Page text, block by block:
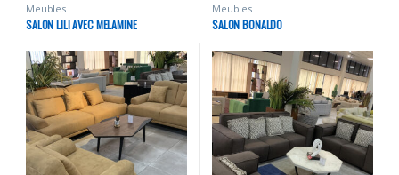
r
r
Meubles
SALON LILI AVEC MELAMINE
Meubles
SALON BONALDO